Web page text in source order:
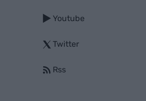
Youtube
Twitter
Rss